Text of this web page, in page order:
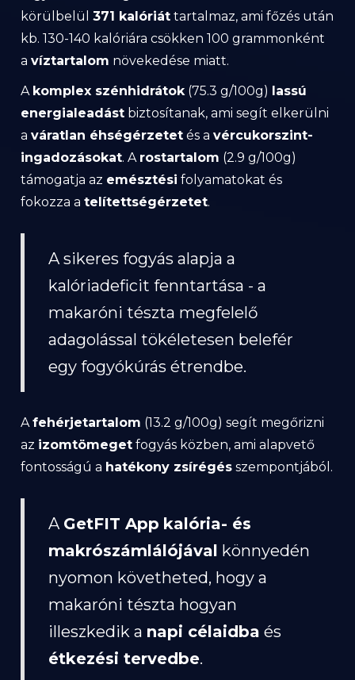
körülbelül 371 kalóriát tartalmaz, ami főzés után
kb. 130-140 kalóriára csökken 100 grammonként
a víztartalom növekedése miatt.
A komplex szénhidrátok(75.3 g/100g) lassú
energialeadást biztosítanak, ami segít elkerülni
a váratlan éhségérzetet és a vércukorszint-
ingadozásokat. A rostartalom (2.9 g/100g)
támogatja az emésztési folyamatokat és
fokozza a telítettségérzetet.
A sikeres fogyás alapja a
kalóriadeficit fenntartása - a
makaróni tészta megfelelő
adagolással tökéletesen belefér
egy fogyókúrás étrendbe.
Afehérjetartalom (13.2 g/100g) segít megőrizni
az izomtömeget fogyás közben, ami alapvető
fontosságú a hatékony zsírégés szempontjából.
A GetFIT App kalória- és
makrószámlálójával könnyedén
nyomon követheted, hogy a
makaróni tészta hogyan
illeszkedik a napi célaidba és
étkezési tervedbe.